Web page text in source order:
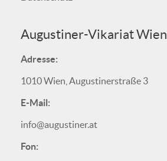
Augustiner-Vikariat Wien
Adresse:
1010 Wien, Augustinerstraße 3
E-Mail:
info@augustiner.at
Fon: